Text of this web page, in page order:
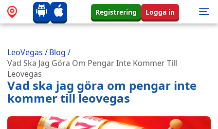
Registrering Logga in
LeoVegas /Blog /
Vad Ska Jag Göra Om Pengar Inte Kommer Till
Leovegas
Vad ska jag göra om pengar inte
kommer till leovegas